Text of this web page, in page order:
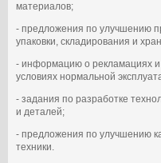
материалов;
- предложения по улучшению
упаковки, складирования и
- информацию о рекламациях и
условиях нормальной
- задания по разработке
и деталей;
- предложения по улучшению
техники.